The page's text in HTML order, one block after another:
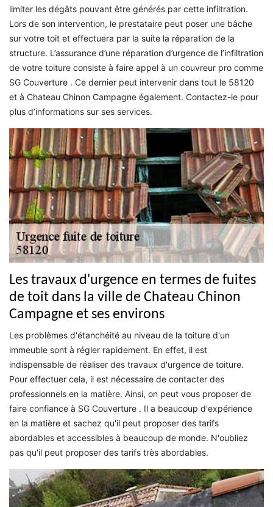
limiter les dégâts pouvant être générés par cette infiltration.
Lors de son intervention, le prestataire peut poser une bâche
sur votre toit et effectuera par la suite la réparation de la
structure. L’assurance d’une réparation d’urgence de l’infiltration
de votre toiture consiste à faire appel à un couvreur pro comme
SG Couverture . Ce dernier peut intervenir dans tout le 58120
et à Chateau Chinon Campagne également. Contactez-le pour
plus d’informations sur ses services.
Les travaux d'urgence en termes de fuites
de toit dans la ville de Chateau Chinon
Campagne et ses environs
Les problèmes d'étanchéité au niveau de la toiture d'un
immeuble sont à régler rapidement. En effet, il est
indispensable de réaliser des travaux d'urgence de toiture.
Pour effectuer cela, il est nécessaire de contacter des
professionnels en la matière. Ainsi, on peut vous proposer de
faire confiance à SG Couverture . Il a beaucoup d'expérience
en la matière et sachez qu'il peut proposer des tarifs
abordables et accessibles à beaucoup de monde. N'oubliez
pas qu'il peut proposer des tarifs très abordables.